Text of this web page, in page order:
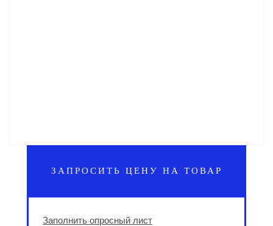
ЗАПРОСИТЬ ЦЕНУ НА ТОВАР
Заполнить опросный лист